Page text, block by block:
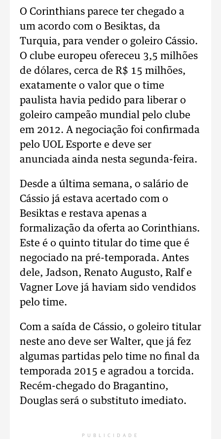
O Corinthians parece ter chegado a
um acordo com o Besiktas, da
Turquia, para vender o goleiro Cássio.
O clube europeu ofereceu 3,5 milhões
de dólares, cerca de R$ 15 milhões,
exatamente o valor que o time
paulista havia pedido para liberar o
goleiro campeão mundial pelo clube
em 2012. A negociação foi confirmada
pelo UOL Esporte e deve ser
anunciada ainda nesta segunda-feira.
Desde a última semana, o salário de
Cássio já estava acertado com o
Besiktas e restava apenas a
formalização da oferta ao Corinthians.
Este é o quinto titular do time que é
negociado na pré-temporada. Antes
dele, Jadson, Renato Augusto, Ralf e
Vagner Love já haviam sido vendidos
pelo time.
Com a saída de Cássio, o goleiro titular
neste ano deve ser Walter, que já fez
algumas partidas pelo time no final da
temporada 2015 e agradou a torcida.
Recém-chegado do Bragantino,
Douglas será o substituto imediato.
PUBLICIDADE